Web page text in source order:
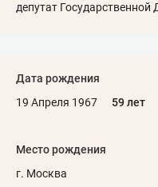
депутат
Дата рождения
19 Апреля 1967
59 лет
Место рождения
г. Москва